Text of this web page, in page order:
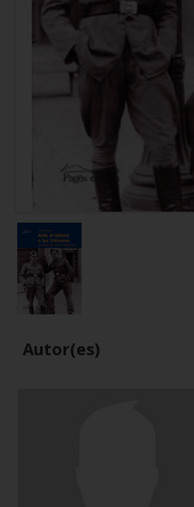
Autor(es)